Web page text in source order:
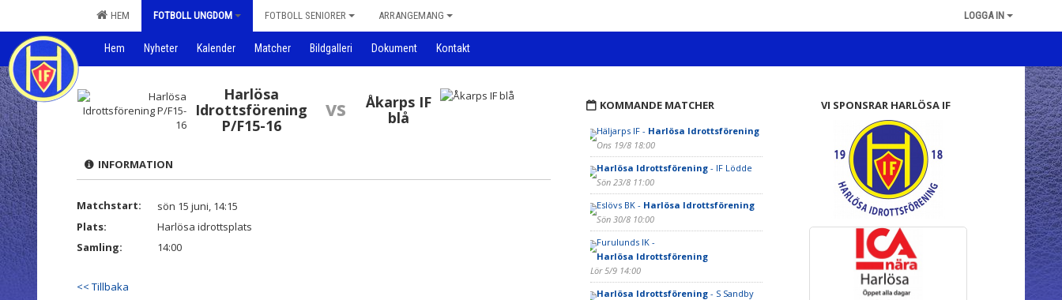
HEM FOTBOLL UNGDOM FOTBOLL SENIORER ARRANGEMANG LOGGA IN
Hem Nyheter Kalender Matcher Bildgalleri Dokument Kontakt
Harlösa
Idrottsförening
P/F15-16
vs
Åkarps IF
blå
INFORMATION
Matchstart:
sön 15 juni, 14:15
Plats:
Harlösa idrottsplats
Samling:
14:00
<< Tillbaka
KOMMANDE MATCHER
Häljarps IF - Harlösa Idrottsförening
Ons 19/8 18:00
Harlösa Idrottsförening- IF Lödde
Sön 23/8 11:00
Eslövs BK - Harlösa Idrottsförening
Sön 30/8 10:00
Furulunds IK -
Harlösa Idrottsförening
Lör 5/9 14:00
Harlösa Idrottsförening- S Sandby
VI SPONSRAR HARLÖSA IF